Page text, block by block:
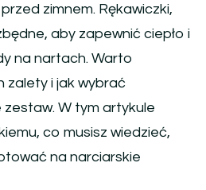
zimnem. Rękawiczki,
aby zapewnić ciepło i
na nartach. Warto
zalety i jak wybrać
W tym artykule
co musisz wiedzieć,
na narciarskie